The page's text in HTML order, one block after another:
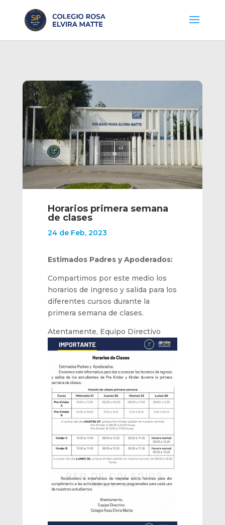
Horarios primera semana
de clases
24 de Feb, 2023
Estimados Padres y Apoderados:
Compartimos por este medio los
horarios de ingreso y salida para los
diferentes cursos durante la
primera semana de clases.
Atentamente, Equipo Directivo